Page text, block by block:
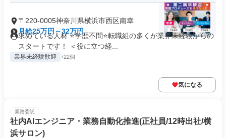
〒220-0005神奈川県横浜市西区南幸
月給25万円～32万円
求めている人材 ⭐学歴不問⭐転職組の多くが業界未経験からの
スタートです！ ＜役に立つ経...
業界未経験歓迎 +22個
気になる
業務委託
社内AIエンジニア・業務自動化推進(正社員/12時出社/横
浜サロン)